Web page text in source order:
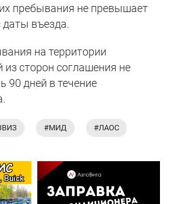
пребывания не превышает
даты въезда.
на территории
из сторон соглашения не
90 дней в течение
#МИД #ЛАОС